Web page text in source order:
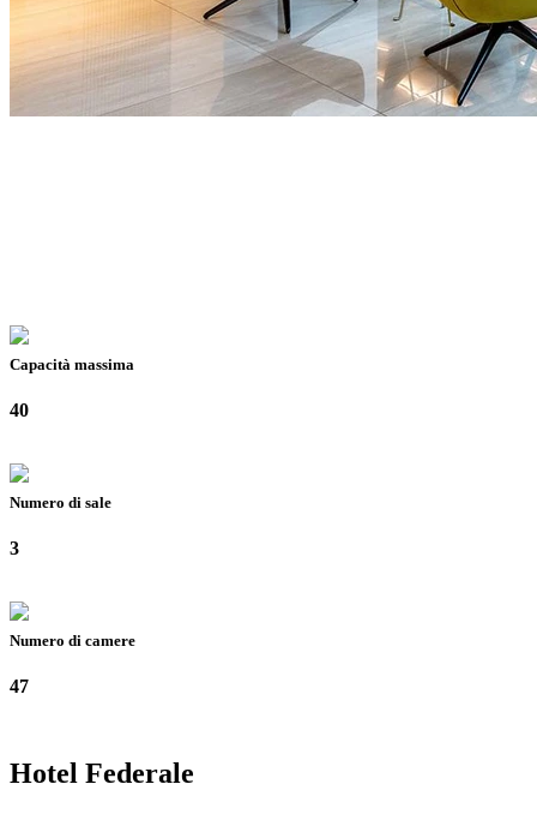
Capacità massima
40
Numero di sale
3
Numero di camere
47
Hotel Federale